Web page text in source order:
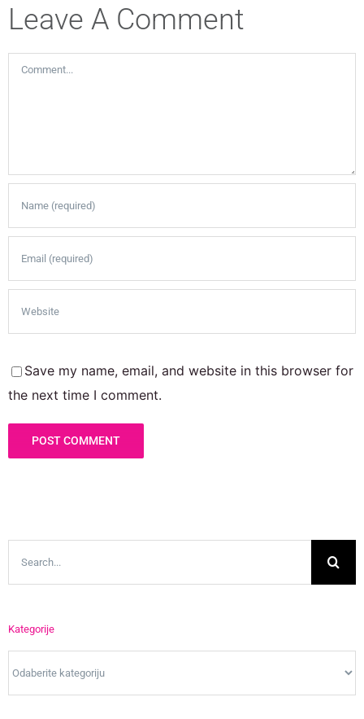
Leave A Comment
Comment
Save my name, email, and website in this browser for
the next time I comment.
Kategorije